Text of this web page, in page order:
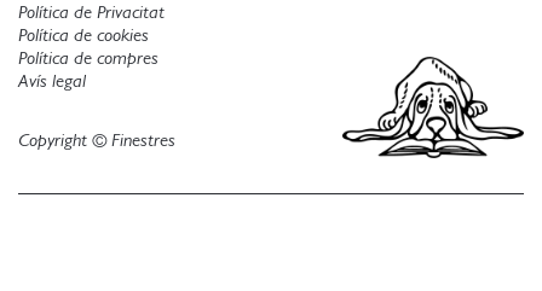
Política de Privacitat
Política de cookies
Avís legal
Política de compres
Copyright © Finestres